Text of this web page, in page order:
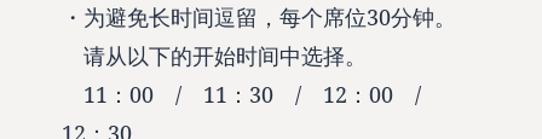
・为避免长时间逗留，每个席位30分钟。
请从以下的开始时间中选择。
11：00 / 11：30 / 12：00 /
12：30